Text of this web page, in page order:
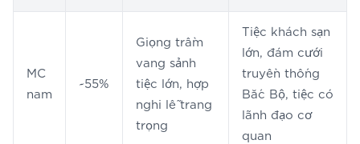
MC
nam
~55%
Giọng trầm
vang sảnh
tiệc lớn, hợp
nghi lễ trang
trọng
Tiệc khách sạn
lớn, đám cưới
truyền thống
Bắc Bộ, tiệc có
lãnh đạo cơ
quan